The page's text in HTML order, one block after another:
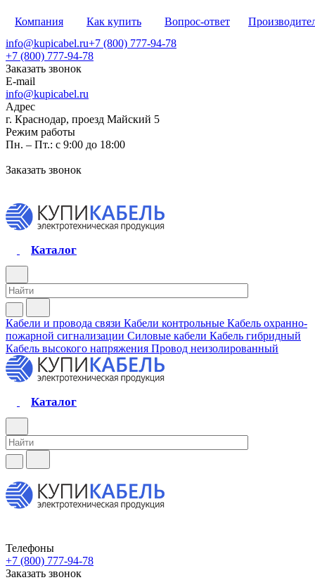
Компания Как купить Вопрос-ответ
info@kupicabel.ru+7 (800) 777-94-78
+7 (800) 777-94-78
Заказать звонок
E-mail
info@kupicabel.ru
Адрес
г. Краснодар, проезд Майский 5
Режим работы
Пн. – Пт.: с 9:00 до 18:00
Заказать звонок
Каталог
Кабели и провода связи Кабели контрольные Кабель охранно-
пожарной сигнализации Силовые кабели Кабель гибридный
Кабель высокого напряжения Провод неизолированный
Каталог
Телефоны
+7 (800) 777-94-78
Заказать звонок